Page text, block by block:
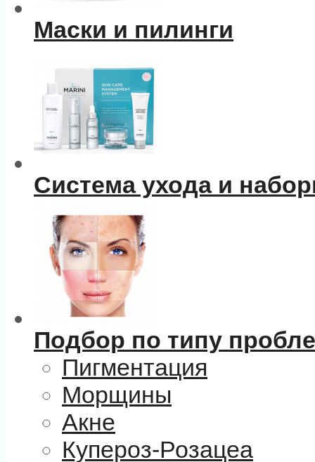
Маски и пилинги
Система ухода и
Подбор по типу
Пигментация
Морщины
Акне
Купероз-Розацеа